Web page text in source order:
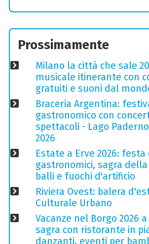
Prossimamente
Milano la città che sale
musicale itinerante con
gratuiti e suoni dal
Braceria Argentina:
gastronomico con
spettacoli - Lago
2026
Estate a Erve 2026: festa
gastronomici, sagra
balli e fuochi d'artificio
Riviera Ovest: balera
Culturale Urbano
Vacanze nel Borgo 2026
sagra con ristorante in
danzanti, eventi per